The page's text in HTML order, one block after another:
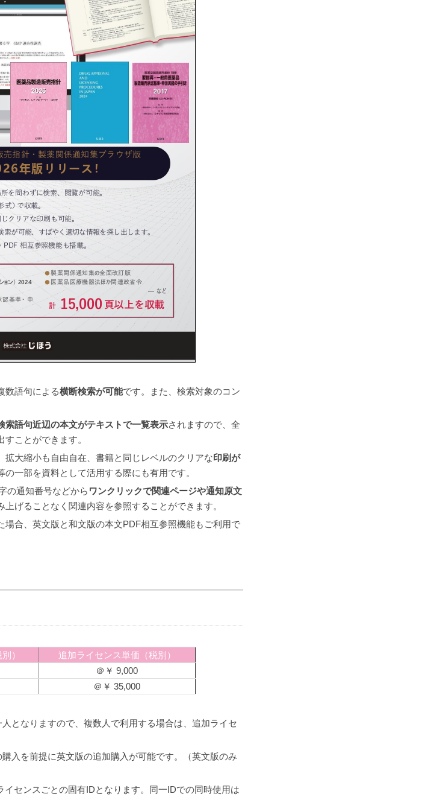
数語句による横断検索が可能です。また、検索対象のコン
索語句近辺の本文がテキストで一覧表示されますので、全
ことができます。
大縮小も自由自在、書籍と同じレベルのクリアな印刷が
一部を資料として活用する際にも有用です。
の通知番号などから ワンクリックで関連ページや通知原文
げることなく関連内容を参照することができます。
場合、英文版と和文版の本文PDF相互参照機能もご利用で
）
追加ライセンス単価（税別）
＠￥ 9,000
＠￥ 35,000
となりますので、複数人で利用する場合は、追加ライセ
入を前提に英文版の追加購入が可能です。（英文版のみ
センスごとの固有IDとなります。同一IDでの同時使用は